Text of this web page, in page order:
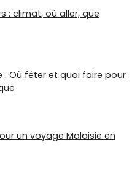
: climat, où aller, que
: Où fêter et quoi faire pour
un voyage Malaisie en